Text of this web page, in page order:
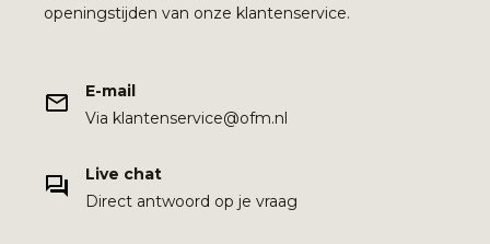
openingstijden van onze klantenservice.
E-mail
Via klantenservice@ofm.nl
Live chat
Direct antwoord op je vraag